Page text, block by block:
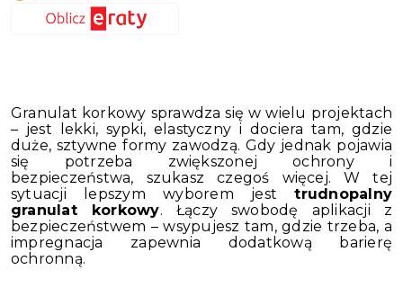
Granulat korkowy sprawdza się w wielu projektach
– jest lekki, sypki, elastyczny i dociera tam, gdzie
duże, sztywne formy zawodzą. Gdy jednak pojawia
się potrzeba zwiększonej ochrony i
bezpieczeństwa, szukasz czegoś więcej. W tej
sytuacji lepszym wyborem jesttrudnopalny
granulat korkowy. Łączy swobodę aplikacji z
bezpieczeństwem – wsypujesz tam, gdzie trzeba, a
impregnacja zapewnia dodatkową barierę
ochronną.